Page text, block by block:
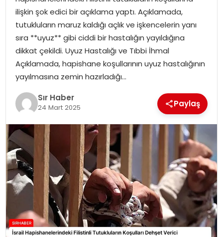
YAŞAM
ilişkin şok edici bir açıklama yaptı. Açıklamada,
tutukluların maruz kaldığı açlık ve işkencelerin yanı
sıra **uyuz** gibi ciddi bir hastalığın yayıldığına
dikkat çekildi. Uyuz Hastalığı ve Tıbbi İhmal
Açıklamada, hapishane koşullarının uyuz hastalığının
yayılmasına zemin hazırladığı…
Sır Haber
24 Mart 2025 Paylaş